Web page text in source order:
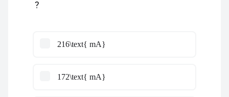
?
216\text{ mA}
172\text{ mA}